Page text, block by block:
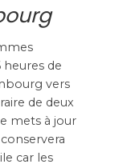
de
vers
de deux
mets à jour
car les